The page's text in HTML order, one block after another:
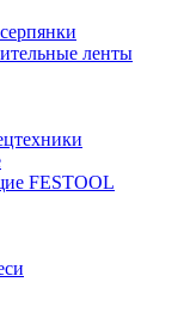
ленты
FESTOOL